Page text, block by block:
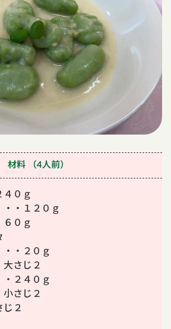
材料（4人前）
４０ｇ
・・１２０ｇ
６０ｇ
・・２０ｇ
大さじ２
・２４０ｇ
小さじ２
じ２